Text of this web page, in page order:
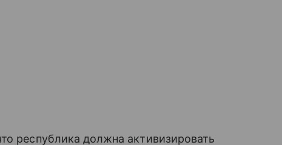
республика должна активизировать